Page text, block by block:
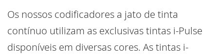
Os nossos codificadores a jato de tinta
contínuo utilizam as exclusivas tintas i-Pulse
disponíveis em diversas cores. As tintas i-